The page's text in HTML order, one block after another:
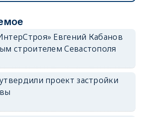
Евгений Кабанов
строителем Севастополя
проект застройки